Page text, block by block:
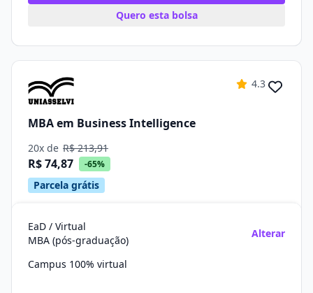
Quero esta bolsa
4.3
MBA em Business Intelligence
20x de R$ 213,91
R$ 74,87 -65%
Parcela grátis
EaD / Virtual
MBA (pós-graduação)
Alterar
Campus 100% virtual